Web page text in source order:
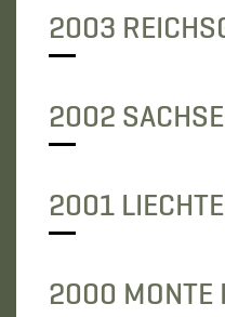
2003
2002
2001
2000 MONTE